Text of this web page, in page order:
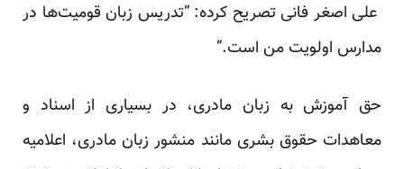
علی اصغر فانی تصریح کرده: “تدریس زبان قومیت‌ها در
مدارس اولویت من است.”
حق آموزش به زبان مادری، در بسیاری از اسناد و
معاهدات حقوق بشری مانند منشور زبان مادری، اعلام­یه